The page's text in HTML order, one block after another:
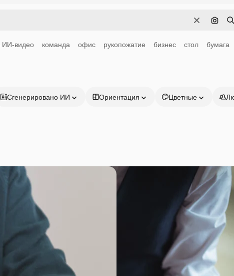
Очистить
ИИ-видео команда офис рукопожатие бизнес стол бумага
Сгенерировано ИИ Ориентация Цветные
миллиона
Продукция
Spaces
ИИ-помощник
Генератор
изображений ИИ
Документация по
Пакету ИИ
Цены
О нас
Reviews
Вакансии